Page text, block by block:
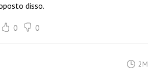
disso.
0 0
2M